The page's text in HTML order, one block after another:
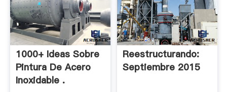
1000+ Ideas Sobre
Pintura De Acero
Inoxidable .
Reestructurando:
Septiembre 2015